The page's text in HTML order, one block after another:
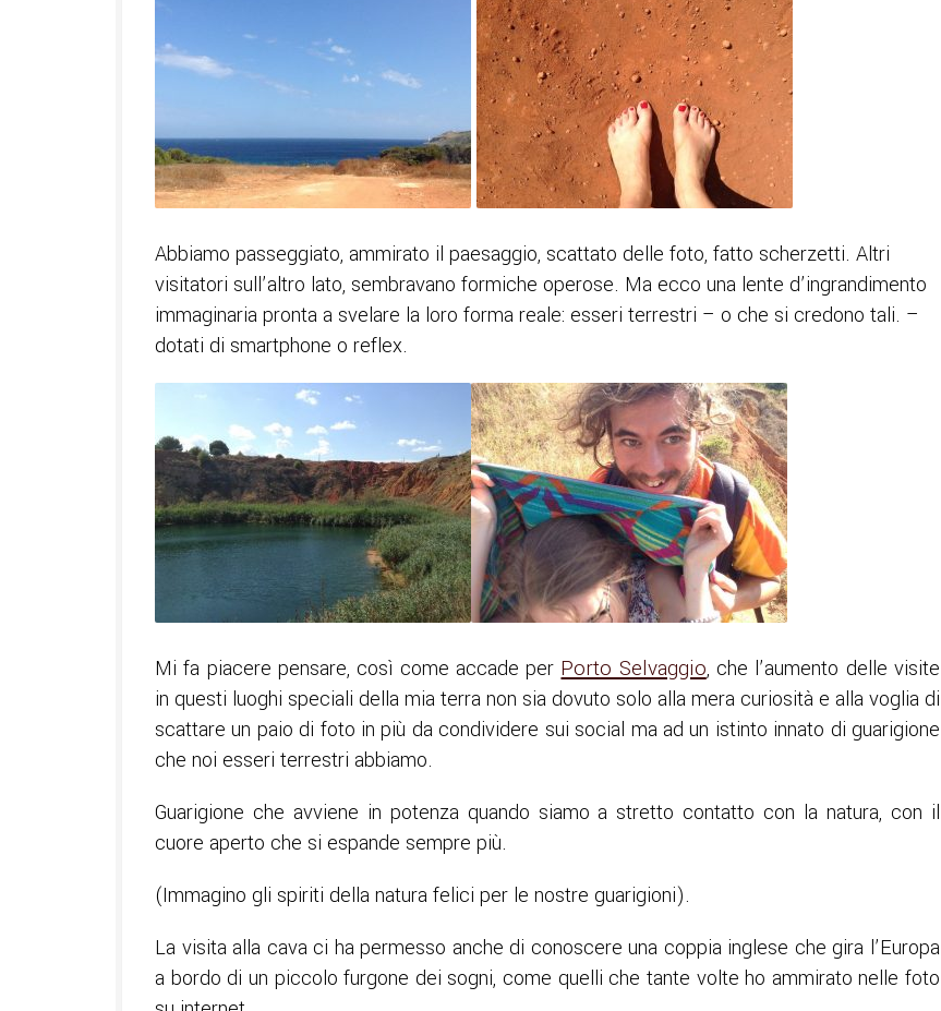
Abbiamo passeggiato, ammirato il paesaggio, scattato delle foto, fatto scherzetti. Altri
visitatori sull’altro lato, sembravano formiche operose. Ma ecco una lente d’ingrandimento
immaginaria pronta a svelare la loro forma reale: esseri terrestri – o che si credono tali. –
dotati di smartphone o reflex.
Mi fa piacere pensare, così come accade per Porto Selvaggio, che l’aumento delle visite
in questi luoghi speciali della mia terra non sia dovuto solo alla mera curiosità e alla voglia di
scattare un paio di foto in più da condividere sui social ma ad un istinto innato di guarigione
che noi esseri terrestri abbiamo.
Guarigione che avviene in potenza quando siamo a stretto contatto con la natura, con il
cuore aperto che si espande sempre più.
(Immagino gli spiriti della natura felici per le nostre guarigioni).
La visita alla cava ci ha permesso anche di conoscere una coppia inglese che gira l’Europa
a bordo di un piccolo furgone dei sogni, come quelli che tante volte ho ammirato nelle foto